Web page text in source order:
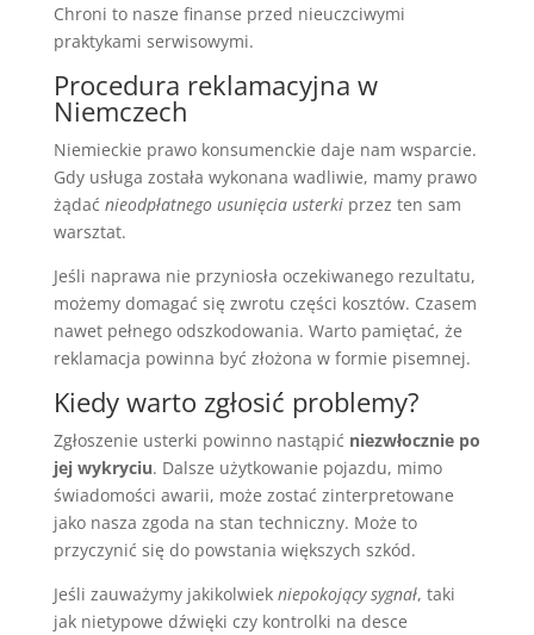
Chroni to nasze finanse przed nieuczciwymi
praktykami serwisowymi.
Procedura reklamacyjna w
Niemczech
Niemieckie prawo konsumenckie daje nam wsparcie.
Gdy usługa została wykonana wadliwie, mamy prawo
żądać nieodpłatnego usunięcia usterkiprzez ten sam
warsztat.
Jeśli naprawa nie przyniosła oczekiwanego rezultatu,
możemy domagać się zwrotu części kosztów. Czasem
nawet pełnego odszkodowania. Warto pamiętać, że
reklamacja powinna być złożona w formie pisemnej.
Kiedy warto zgłosić problemy?
Zgłoszenie usterki powinno nastąpić niezwłocznie po
jej wykryciu. Dalsze użytkowanie pojazdu, mimo
świadomości awarii, może zostać zinterpretowane
jako nasza zgoda na stan techniczny. Może to
przyczynić się do powstania większych szkód.
Jeśli zauważymy jakikolwiek niepokojący sygnał, taki
jak nietypowe dźwięki czy kontrolki na desce